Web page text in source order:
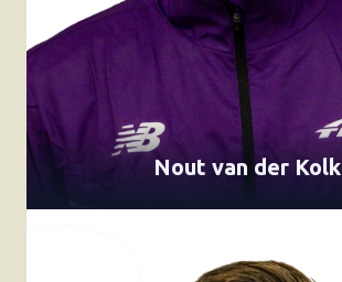
Nout van der Kolk